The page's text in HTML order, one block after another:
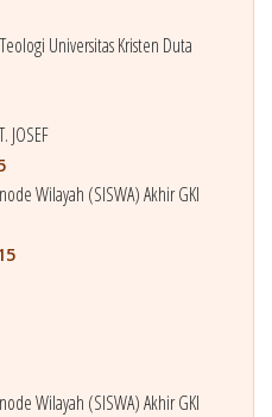
Universitas Kristen Duta
JOSEF
Wilayah (SISWA) Akhir GKI
Wilayah (SISWA) Akhir GKI